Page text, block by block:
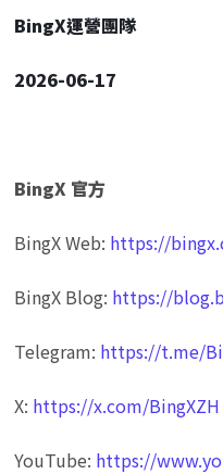
BingX運營團隊
2026-06-17
BingX 官方
BingX Web: https://
BingX Blog: https://
Telegram: https://t.me/
X: https://x.com/BingXZH
YouTube: https://